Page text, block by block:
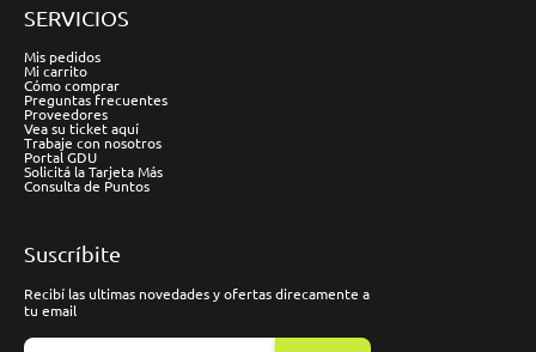
SERVICIOS
Mis pedidos
Mi carrito
Cómo comprar
Preguntas frecuentes
Proveedores
Vea su ticket aquí
Trabaje con nosotros
Portal GDU
Solicitá la Tarjeta Más
Consulta de Puntos
Suscríbite
Recibí las ultimas novedades y ofertas direcamente a
tu email